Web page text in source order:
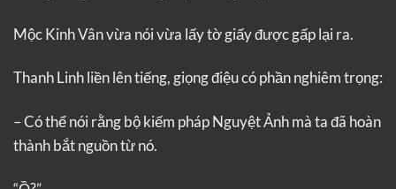
Mộc Kinh Vân vừa nói vừa lấy tờ giấy được gấp lại ra.
Thanh Linh liền lên tiếng, giọng điệu có phần nghiêm trọng:
– Có thể nói rằng bộ kiếm pháp Nguyệt Ảnh mà ta đã hoàn
thành bắt nguồn từ nó.